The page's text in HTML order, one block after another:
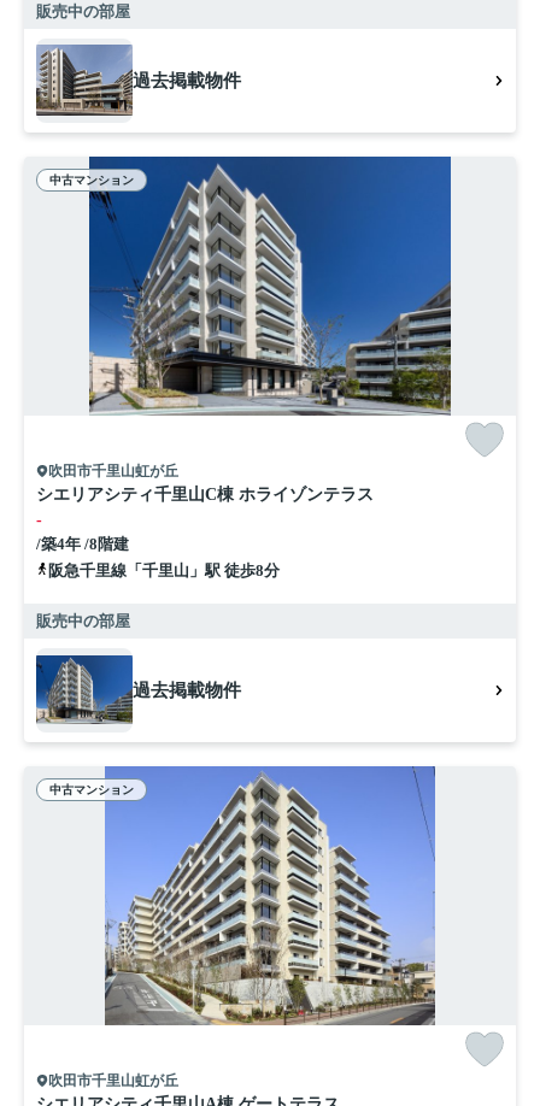
販売中の部屋
過去掲載物件
中古マンション
吹田市千里山虹が丘
シエリアシティ千里山C棟 ホライゾンテラス
-
/築4年 /8階建
阪急千里線「千里山」駅 徒歩8分
販売中の部屋
過去掲載物件
中古マンション
吹田市千里山虹が丘